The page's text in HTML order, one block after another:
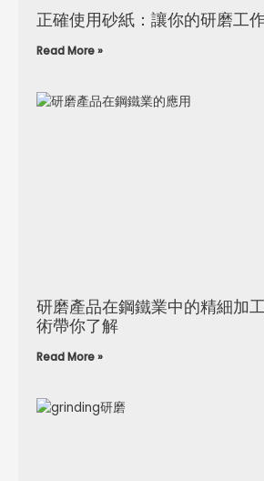
正確使用砂紙：讓你的研磨工
Read More »
研磨產品在鋼鐵業中的精細加
術帶你了解
Read More »